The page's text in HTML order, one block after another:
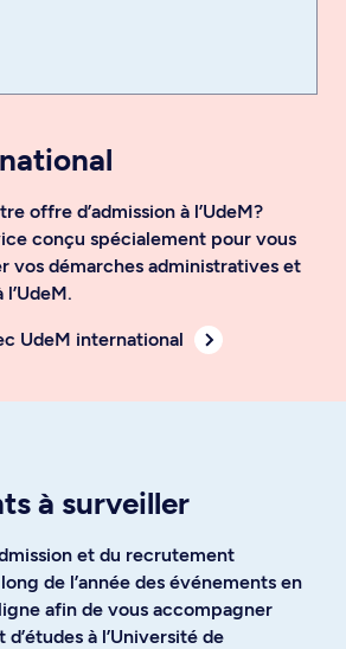
offre d’admission à l’UdeM?
conçu spécialement pour vous
vos démarches administratives et
UdeM international
à surveiller
et du recrutement
de l’année des événements en
afin de vous accompagner
à l’Université de